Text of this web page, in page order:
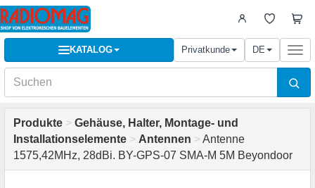
KATALOG Privatkunde DE
Produkte > Gehäuse, Halter, Montage- und
Installationselemente > Antennen > Antenne
1575,42MHz, 28dBi. BY-GPS-07 SMA-M 5M Beyondoor